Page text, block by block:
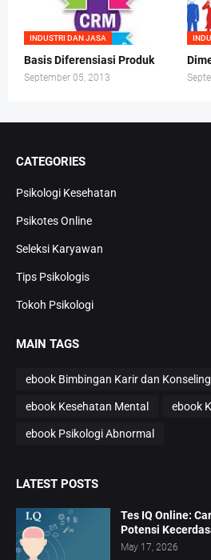
INDUSTRI DAN JASA
Basis Diferensiasi Produk
September 05, 2013
CATEGORIES
Psikologi Kesehatan
Psikotes Online
Seleksi Karyawan
Tips Psikologis
Tokoh Psikologi
MAIN TAGS
ebook Bimbingan Karir dan Konseling
ebook Kesehatan Mental ebook
ebook Psikologi Abnormal
LATEST POSTS
Tes IQ Online:
Potensi
May 17, 2026